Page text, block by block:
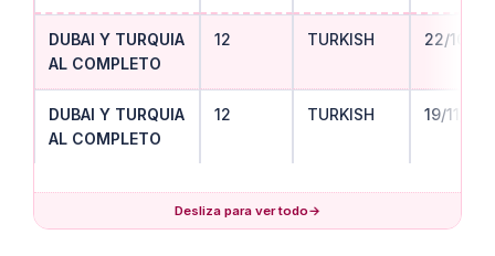
DUBAI Y TURQUIA
AL COMPLETO
12 TURKISH 22/10/
DUBAI Y TURQUIA
AL COMPLETO
12 TURKISH 19/11/
Desliza para ver todo→